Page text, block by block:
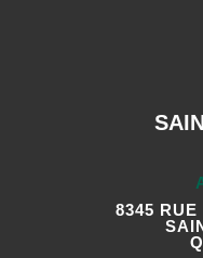
8345